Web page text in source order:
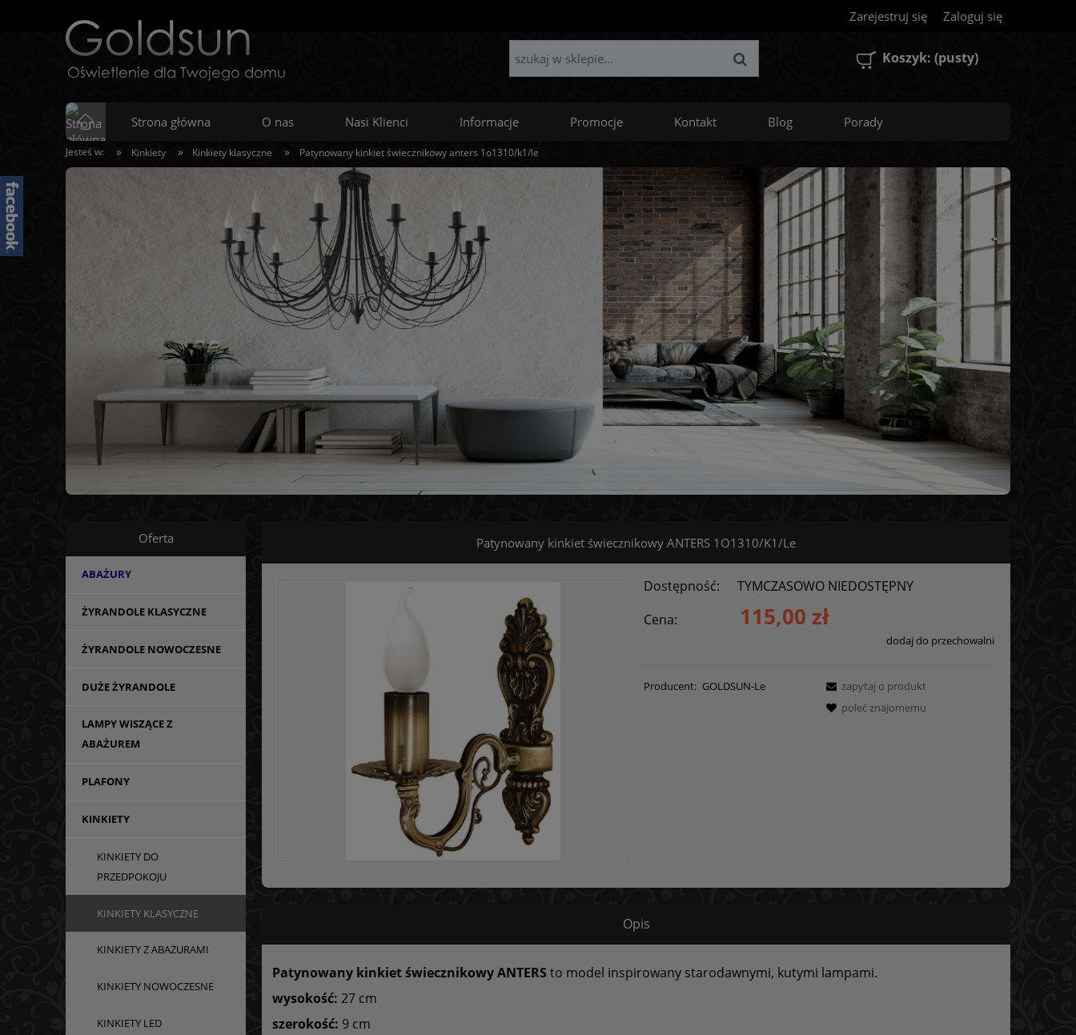
Zarejestruj się Zaloguj się
Koszyk: (pusty)
Strona główna O nas Nasi Klienci Informacje Promocje Kontakt Blog Porady
Jesteś w: » Kinkiety » Kinkiety klasyczne » Patynowany kinkiet świecznikowy anters 1o1310/k1/le
Oferta
ABAŻURY
ŻYRANDOLE KLASYCZNE
ŻYRANDOLE NOWOCZESNE
DUŻE ŻYRANDOLE
LAMPY WISZĄCE Z
ABAŻUREM
PLAFONY
KINKIETY
KINKIETY DO
PRZEDPOKOJU
KINKIETY KLASYCZNE
KINKIETY Z ABAŻURAMI
KINKIETY NOWOCZESNE
KINKIETY LED
Patynowany kinkiet świecznikowy ANTERS 1O1310/K1/Le
Dostępność:
TYMCZASOWO NIEDOSTĘPNY
Cena:
115,00 zł
dodaj do przechowalni
Producent: GOLDSUN-Le
zapytaj o produkt
poleć znajomemu
Opis
Patynowany kinkiet świecznikowy ANTERS to model inspirowany starodawnymi, kutymi lampami.
wysokość: 27 cm
szerokość: 9 cm